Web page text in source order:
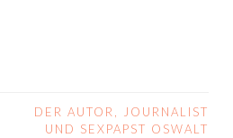
DER AUTOR, JOURNALIST
UND SEXPAPST OSWALT